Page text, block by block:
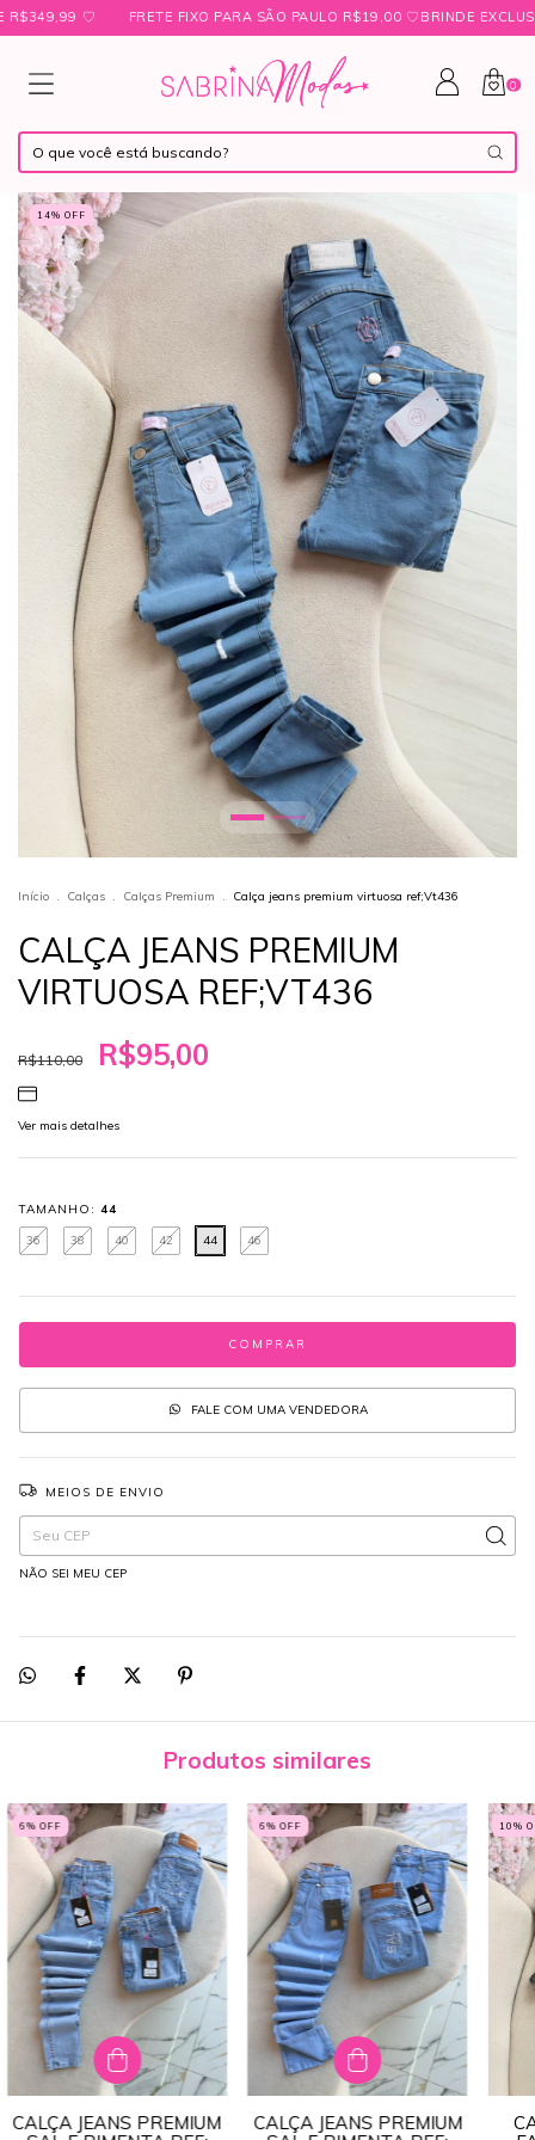
ㅤ♡ FRETE FIXO PARA SÃO PAULO R$19,00 ㅤ♡ㅤBRINDE
0
14% OFF
Início . Calças . Calças Premium . Calça jeans premium virtuosa ref;Vt436
CALÇA JEANS PREMIUM
VIRTUOSA REF;VT436
R$110,00 R$95,00
Ver mais detalhes
TAMANHO: 44
36
38 40 42 44 46
FALE COM UMA VENDEDORA
MEIOS DE ENVIO
Entregas para o CEP:
ALTERAR CEP
NÃO SEI MEU CEP
Produtos similares
6% OFF
CALÇA JEANS PREMIUM
6% OFF
CALÇA JEANS PREMIUM
10%